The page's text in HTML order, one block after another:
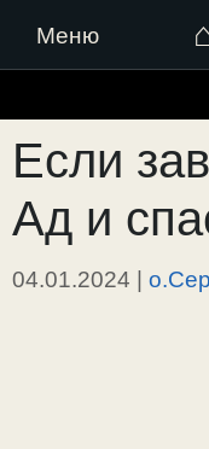
Меню
к
содержимому
Если
Ад и
04.01.2024 |